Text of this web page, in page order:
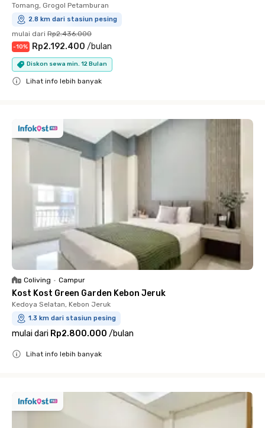
Tomang, Grogol Petamburan
2.8 km dari stasiun pesing
mulai dari Rp2.436.000
-10% Rp2.192.400 /bulan
Diskon sewa min. 12 Bulan
Lihat info lebih banyak
Coliving • Campur
Kost Kost Green Garden Kebon Jeruk
Kedoya Selatan, Kebon Jeruk
1.3 km dari stasiun pesing
mulai dari Rp2.800.000 /bulan
Lihat info lebih banyak